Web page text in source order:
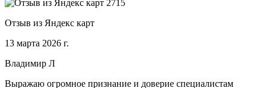
Отзыв из Яндекс карт
13 марта 2026 г.
Владимир Л
Выражаю огромное признание и доверие специалистам